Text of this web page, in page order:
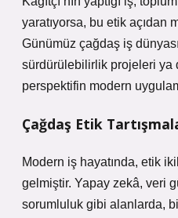
yaratıyorsa, bu etik açıdan
Günümüz çağdaş iş
sürdürülebilirlik projeleri ya
perspektifin modern
Çağdaş Etik
Modern iş hayatında, etik
gelmiştir. Yapay zekâ, veri
sorumluluk gibi alanlarda,